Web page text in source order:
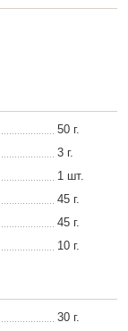
50 г.
3 г.
1 шт.
45 г.
45 г.
10 г.
30 г.